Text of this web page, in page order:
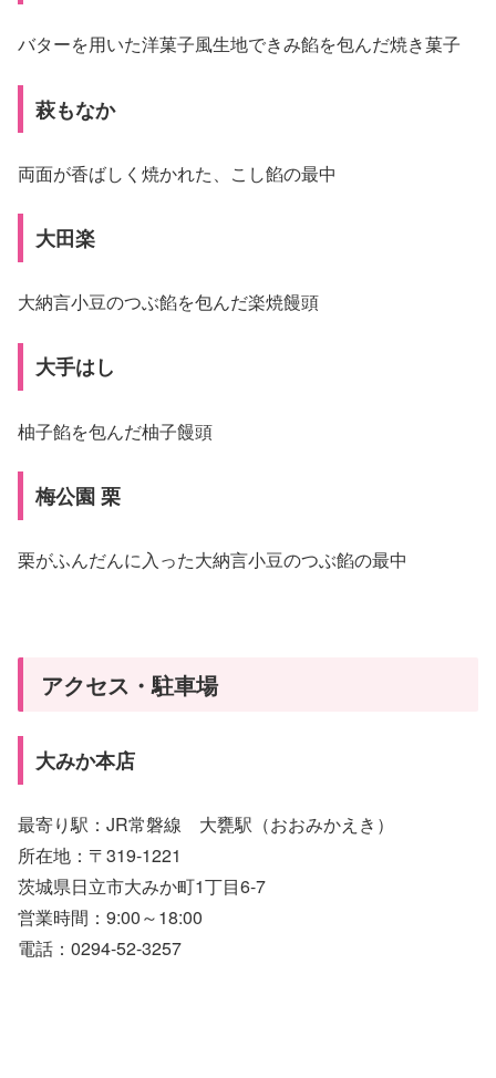
バターを用いた洋菓子風生地できみ餡を包んだ焼き菓子
萩もなか
両面が香ばしく焼かれた、こし餡の最中
大田楽
大納言小豆のつぶ餡を包んだ楽焼饅頭
大手はし
柚子餡を包んだ柚子饅頭
梅公園 栗
栗がふんだんに入った大納言小豆のつぶ餡の最中
アクセス・駐車場
大みか本店
最寄り駅：JR常磐線 大甕駅（おおみかえき）
所在地：〒319-1221
茨城県日立市大みか町1丁目6-7
営業時間：9:00～18:00
電話：0294-52-3257